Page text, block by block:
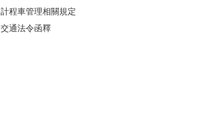
計程車管理相關規定
交通法令函釋